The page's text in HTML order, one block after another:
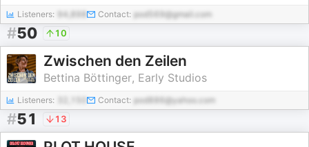
Listeners: 94,898 Contact: pod569@gmail.com
#50 10
Zwischen den Zeilen
Bettina Böttinger, Early Studios
Listeners: Contact: pod886@yahoo.com
#51 13